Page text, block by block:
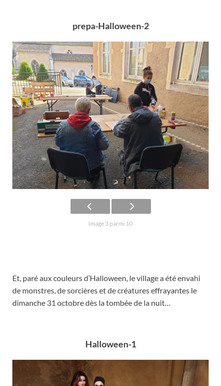
prepa-Halloween-2
Image 3 parmi 10
Et, paré aux couleurs d’Halloween, le village a été envahi
de monstres, de sorcières et de créatures effrayantes le
dimanche 31 octobre dès la tombée de la nuit…
Halloween-1